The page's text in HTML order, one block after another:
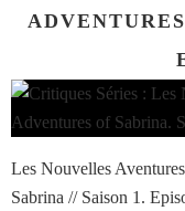
Les Nouvelles
Sabrina // Saison 1.